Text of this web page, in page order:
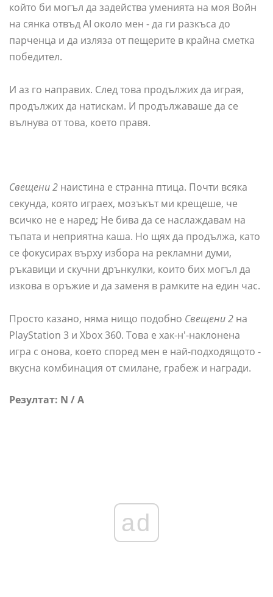
който би могъл да задейства уменията на моя Войн
на сянка отвъд AI около мен - да ги разкъса до
парченца и да изляза от пещерите в крайна сметка
победител.
И аз го направих. След това продължих да играя,
продължих да натискам. И продължаваше да се
вълнува от това, което правя.
Свещени 2 наистина е странна птица. Почти всяка
секунда, която играех, мозъкът ми крещеше, че
всичко не е наред; Не бива да се наслаждавам на
тъпата и неприятна каша. Но щях да продължа, като
се фокусирах върху избора на рекламни думи,
ръкавици и скучни дрънкулки, които бих могъл да
изкова в оръжие и да заменя в рамките на един час.
Просто казано, няма нищо подобно Свещени 2 на
PlayStation 3 и Xbox 360. Това е хак-н'-наклонена
игра с онова, което според мен е най-подходящото -
вкусна комбинация от смилане, грабеж и награди.
Резултат: N / A
ad